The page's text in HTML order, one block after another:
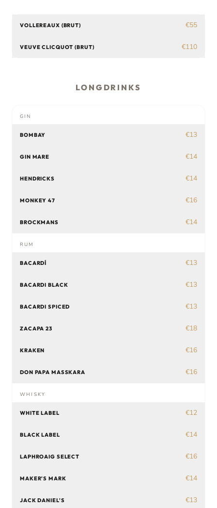
VOLLEREAUX (BRUT) €55
VEUVE CLICQUOT (BRUT) €110
LONGDRINKS
GIN
BOMBAY €13
GIN MARE €14
HENDRICKS €14
MONKEY 47 €16
BROCKMANS €14
RUM
BACARDÍ €13
BACARDI BLACK €13
BACARDI SPICED €13
ZACAPA 23 €18
KRAKEN €16
DON PAPA MASSKARA €16
WHISKY
WHITE LABEL €12
BLACK LABEL €14
LAPHROAIG SELECT €16
MAKER'S MARK €14
JACK DANIEL'S €13